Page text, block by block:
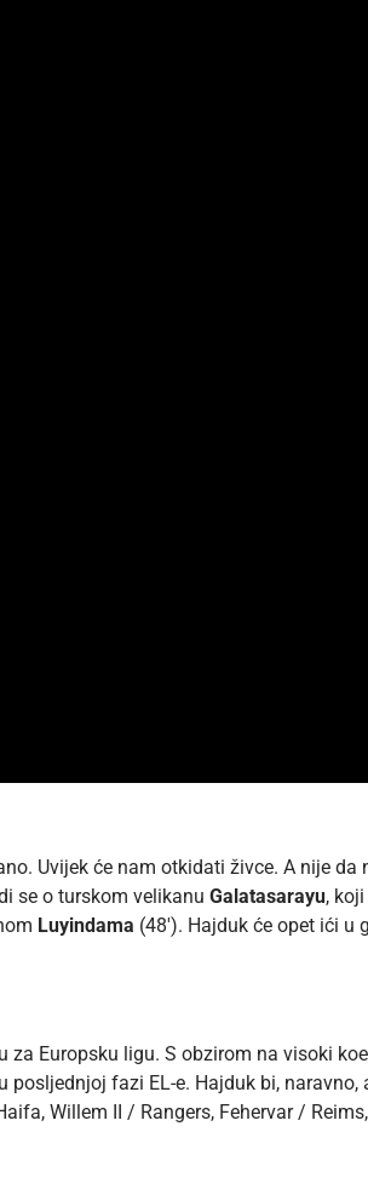
Uvijek će nam otkidati živce. A nije
se o turskom velikanu Galatasarayu,
Luyindama (48′). Hajduk će opet ići
Europsku ligu. S obzirom na visoki
u posljednjoj fazi EL-e. Hajduk bi, naravno,
Willem II / Rangers, Fehervar /